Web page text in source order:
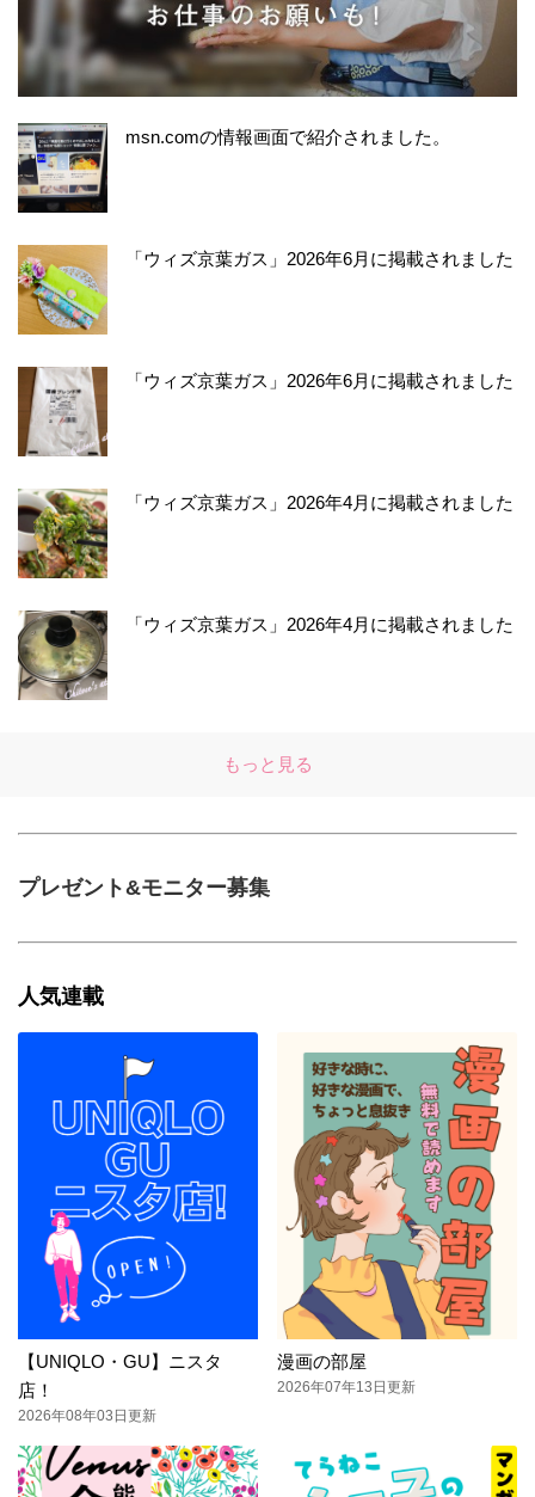
msn.comの情報画面で紹介されました。
「ウィズ京葉ガス」2026年6月に掲載されました
「ウィズ京葉ガス」2026年6月に掲載されました
「ウィズ京葉ガス」2026年4月に掲載されました
「ウィズ京葉ガス」2026年4月に掲載されました
もっと見る
プレゼント&モニター募集
人気連載
【UNIQLO・GU】ニスタ
店！
2026年08年03日更新
漫画の部屋
2026年07年13日更新